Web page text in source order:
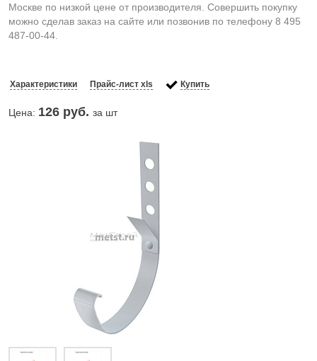
Москве по низкой цене от производителя. Совершить покупку
можно сделав заказ на сайте или позвонив по телефону 8 495
487-00-44.
Характеристики Прайс-лист xls Купить
Цена: 126 руб. за шт